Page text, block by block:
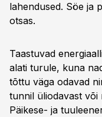
lahendused. Söe ja
otsas.
Taastuvad
alati turule, kuna
tõttu väga odavad
tunnil üliodavast või
Päikese- ja